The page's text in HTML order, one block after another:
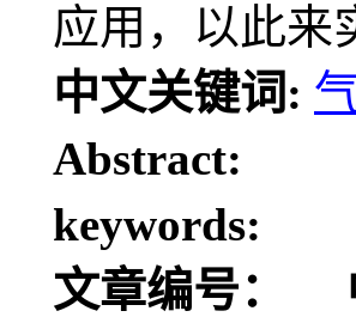
应用，以此来
中文关键词:
Abstract:
keywords:
文章编号：